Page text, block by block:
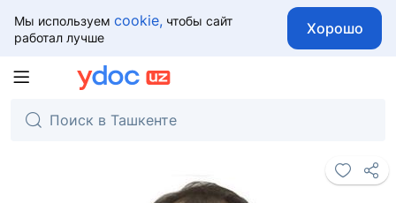
Мы используем cookie, чтобы сайт
работал лучше
Хорошо